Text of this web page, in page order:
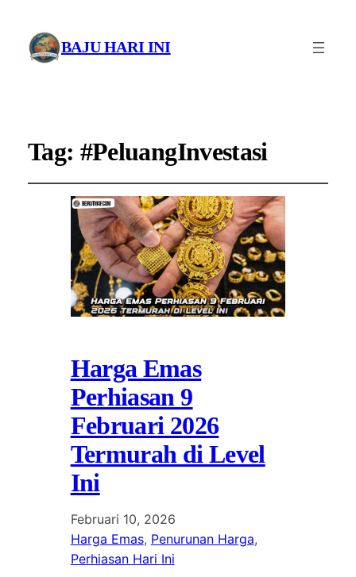
BAJU HARI INI
Tag: #PeluangInvestasi
Harga Emas
Perhiasan 9
Februari 2026
Termurah di Level
Ini
Februari 10, 2026
Harga Emas, Penurunan Harga
Perhiasan Hari Ini